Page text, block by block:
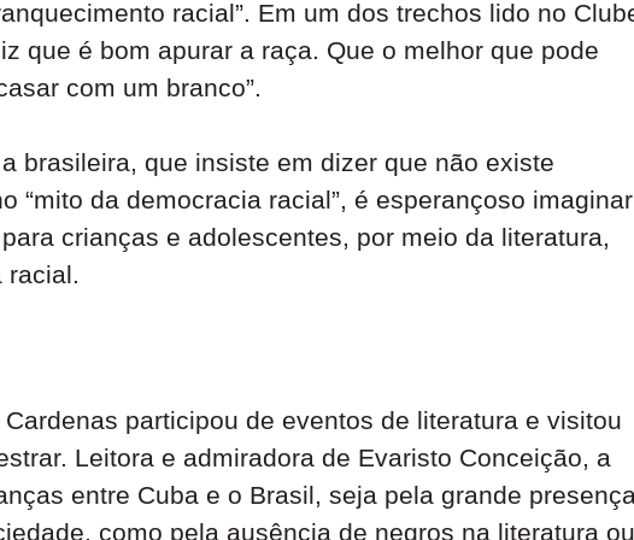
racial”. Em um dos trechos lido no
que é bom apurar a raça. Que o melhor que pode
com um branco”.
brasileira, que insiste em dizer que não existe
“mito da democracia racial”, é esperançoso imaginar
crianças e adolescentes, por meio da literatura,
racial.
participou de eventos de literatura e visitou
Leitora e admiradora de Evaristo Conceição, a
entre Cuba e o Brasil, seja pela grande presença
como pela ausência de negros na literatura ou